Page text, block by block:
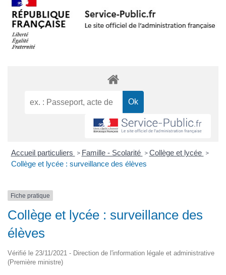
Accueil particuliers > Famille - Scolarité > Collège et lycée >
Collège et lycée : surveillance des élèves
Fiche pratique
Collège et lycée : surveillance des
élèves
Vérifié le 23/11/2021 - Direction de l'information légale et administrative
(Première ministre)